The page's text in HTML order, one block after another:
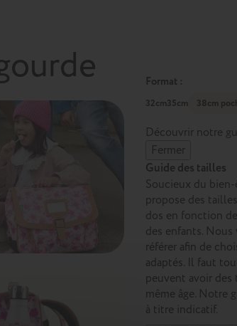
Format :
32cm35cm 38cm
Découvrir notre
Fermer
Guide des tailles
Soucieux du bien-
propose des
dos en fonction
des enfants.
référer afin de
adaptés. Il faut
peuvent avoir
même âge. Notre
à titre indicatif.